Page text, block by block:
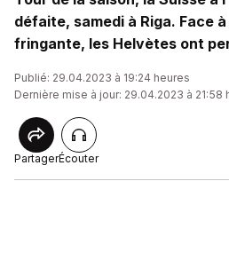
défaite, samedi à Riga. Face
fringante, les Helvètes ont
Publié: 29.04.2023 à 19:24 heures
Dernière mise à jour: 29.04.2023 à 21:58
PartagerÉcouter